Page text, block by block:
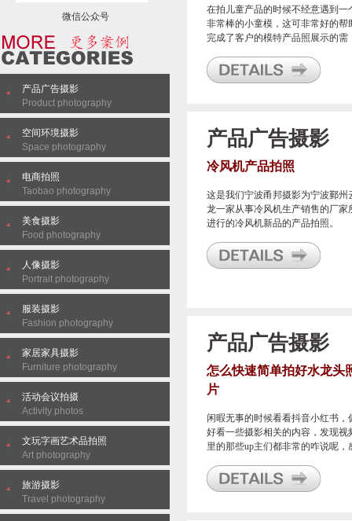
在拍儿童产品的时候不经意遇到一
非常棒的小童模，这可非常好的帮
完成了客户的模特产品照展示的需
产品广告摄影
冷风机产品拍照
这是我们宁波甬邦摄影为宁波鄞州
龙一家从事冷风机生产销售的厂家
进行的冷风机新品的产品拍照。
产品广告摄影
怎么快速简单拍好水龙头
片
闲暇无事的时候看看抖音小红书，
好看一些摄影相关的内容，发现视
里的那些up主们都非常的咋说呢，
微信公众号
产品广告摄影
Product photography
空间环境摄影
Space photography
电商拍照
Taobao photography
美食摄影
Food photography
人像摄影
Portrait photography
服装摄影
Fashion photography
家居家具摄影
Furniture photography
活动会议拍摄
Activity photos
文玩字画艺术品拍照
Art photography
旅游摄影
Travel photography